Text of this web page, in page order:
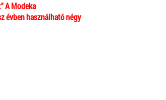
A Modeka
évben használható négy